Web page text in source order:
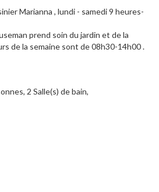
Marianna , lundi - samedi 9 heures-
prend soin du jardin et de la
de la semaine sont de 08h30-14h00 .
2 Salle(s) de bain,